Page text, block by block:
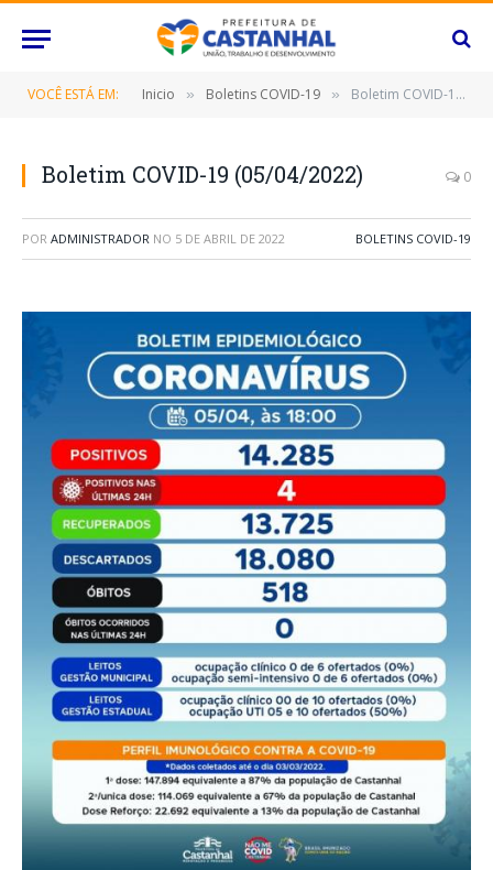
VOCÊ ESTÁ EM: Inicio » Boletins COVID-19 » Boletim COVID-19 (05/04/2022)
Boletim COVID-19 (05/04/2022) 0
POR ADMINISTRADOR NO 5 DE ABRIL DE 2022 BOLETINS COVID-19